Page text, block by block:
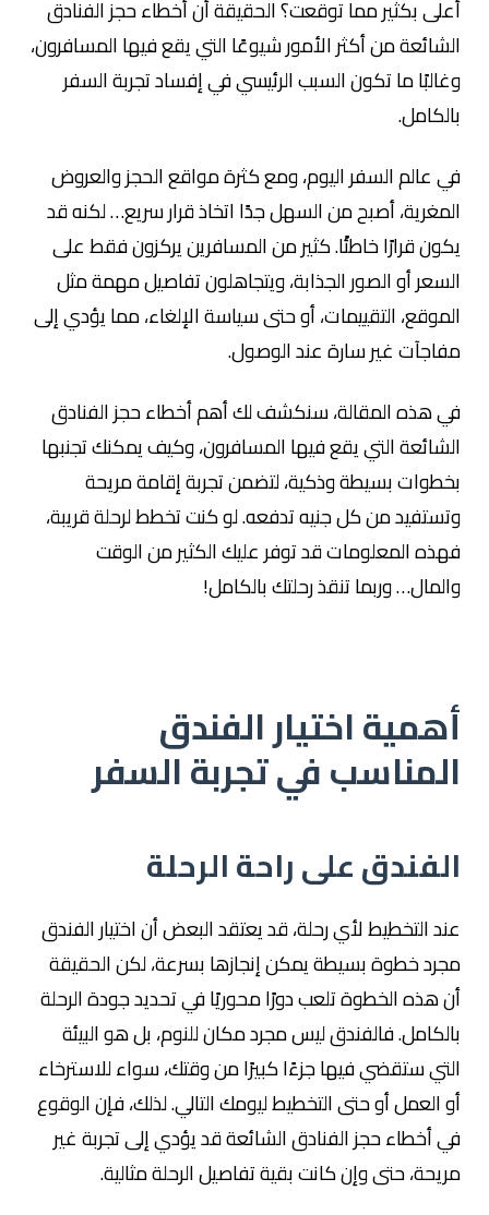
أعلى بكثير مما توقعت؟ الحقيقة أن أخطاء حجز الفنادق
الشائعة من أكثر الأمور شيوعًا التي يقع فيها المسافرون،
وغالبًا ما تكون السبب الرئيسي في إفساد تجربة السفر
بالكامل.
في عالم السفر اليوم، ومع كثرة مواقع الحجز والعروض
المغرية، أصبح من السهل جدًا اتخاذ قرار سريع… لكنه قد
يكون قرارًا خاطئًا. كثير من المسافرين يركزون فقط على
السعر أو الصور الجذابة، ويتجاهلون تفاصيل مهمة مثل
الموقع، التقييمات، أو حتى سياسة الإلغاء، مما يؤدي إلى
مفاجآت غير سارة عند الوصول.
في هذه المقالة، سنكشف لك أهم أخطاء حجز الفنادق
الشائعة التي يقع فيها المسافرون، وكيف يمكنك تجنبها
بخطوات بسيطة وذكية، لتضمن تجربة إقامة مريحة
وتستفيد من كل جنيه تدفعه. لو كنت تخطط لرحلة قريبة،
فهذه المعلومات قد توفر عليك الكثير من الوقت
والمال… وربما تنقذ رحلتك بالكامل!
أهمية اختيار الفندق
المناسب في تجربة السفر
الفندق على راحة الرحلة
عند التخطيط لأي رحلة، قد يعتقد البعض أن اختيار الفندق
مجرد خطوة بسيطة يمكن إنجازها بسرعة، لكن الحقيقة
أن هذه الخطوة تلعب دورًا محوريًا في تحديد جودة الرحلة
بالكامل. فالفندق ليس مجرد مكان للنوم، بل هو البيئة
التي ستقضي فيها جزءًا كبيرًا من وقتك، سواء للاسترخاء
أو العمل أو حتى التخطيط ليومك التالي. لذلك، فإن الوقوع
في أخطاء حجز الفنادق الشائعة قد يؤدي إلى تجربة غير
مريحة، حتى وإن كانت بقية تفاصيل الرحلة مثالية.